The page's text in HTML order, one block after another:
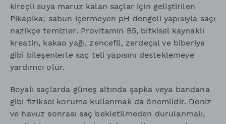
kireçli suya maruz kalan saçlar için geliştirilen
Pikapika; sabun içermeyen pH dengeli yapısıyla saçı
nazikçe temizler. Provitamin B5, bitkisel kaynaklı
kreatin, kakao yağı, zencefil, zerdeçal ve biberiye
gibi bileşenlerle saç teli yapısını desteklemeye
yardımcı olur.
Boyalı saçlarda güneş altında şapka veya bandana
gibi fiziksel koruma kullanmak da önemlidir. Deniz
ve havuz sonrası saç bekletilmeden durulanmalı,